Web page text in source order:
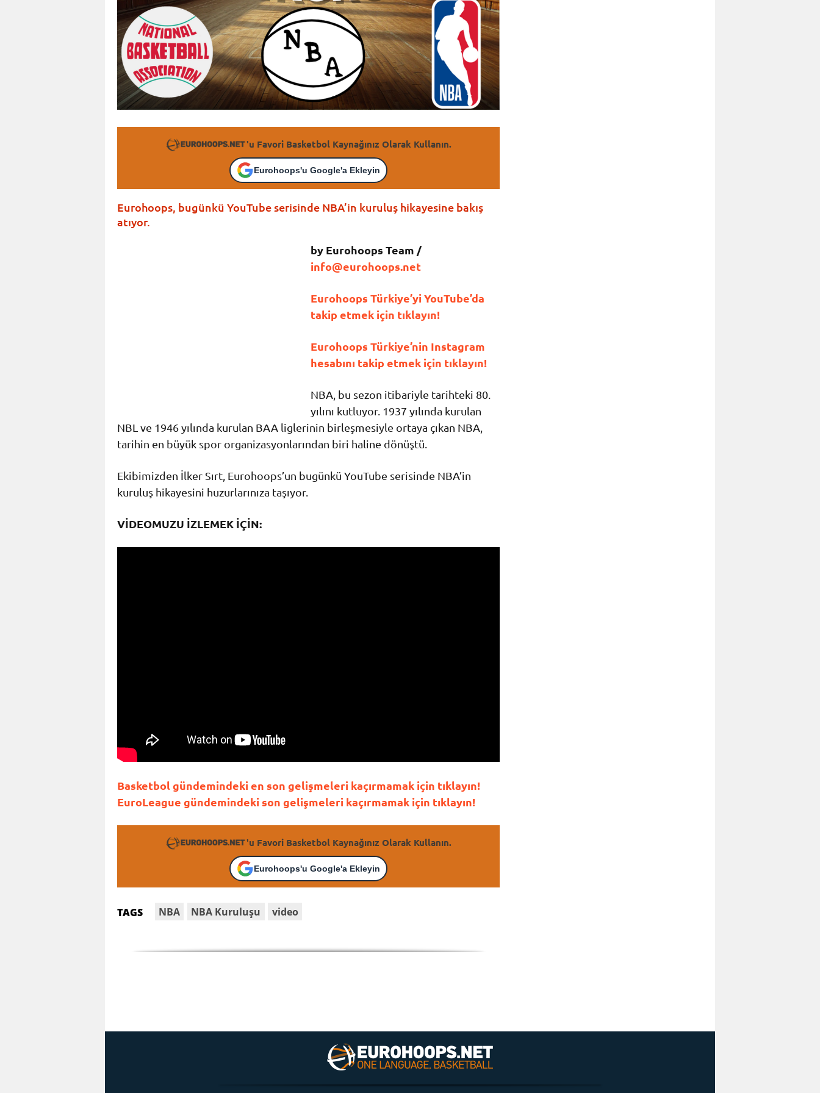
'u Favori Basketbol Kaynağınız Olarak Kullanın.
Eurohoops'u Google'a Ekleyin
Eurohoops, bugünkü YouTube serisinde NBA’in kuruluş hikayesine bakış
atıyor.
by Eurohoops Team /
info@eurohoops.net
Eurohoops Türkiye’yi YouTube’da
takip etmek için tıklayın!
Eurohoops Türkiye’nin Instagram
hesabını takip etmek için tıklayın!
NBA, bu sezon itibariyle tarihteki 80.
yılını kutluyor. 1937 yılında kurulan
NBL ve 1946 yılında kurulan BAA liglerinin birleşmesiyle ortaya çıkan NBA,
tarihin en büyük spor organizasyonlarından biri haline dönüştü.
Ekibimizden İlker Sırt, Eurohoops’un bugünkü YouTube serisinde NBA’in
kuruluş hikayesini huzurlarınıza taşıyor.
VİDEOMUZU İZLEMEK İÇİN:
Basketbol gündemindeki en son gelişmeleri kaçırmamak için tıklayın!
EuroLeague gündemindeki son gelişmeleri kaçırmamak için tıklayın!
'u Favori Basketbol Kaynağınız Olarak Kullanın.
Eurohoops'u Google'a Ekleyin
TAGS NBA NBA Kuruluşu video